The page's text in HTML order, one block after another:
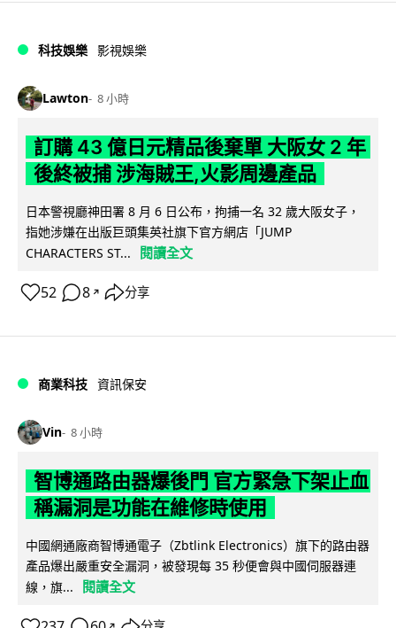
科技娛樂 影視娛樂
Lawton 8 小時
訂購 43 億日元精品後棄單 大阪女 2 年
後終被捕 涉海賊王,火影周邊產品
日本警視廳神田署 8 月 6 日公布，拘捕一名 32 歲大阪女子，
指她涉嫌在出版巨頭集英社旗下官方網店「JUMP
CHARACTERS ST...
閱讀全文
52 8 ↗ 分享
商業科技 資訊保安
Vin 8 小時
智博通路由器爆後門 官方緊急下架止血
稱漏洞是功能在維修時使用
中國網通廠商智博通電子（Zbtlink Electronics）旗下的路由器
產品爆出嚴重安全漏洞，被發現每 35 秒便會與中國伺服器連
線，旗...
閱讀全文